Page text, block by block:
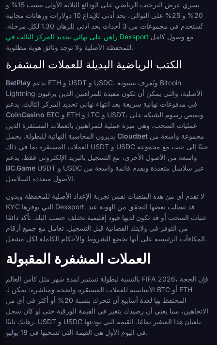
يسري عرض الترحيب الرياضي على الودائع الثلاثة الأولى بنسب 15% و
20% و 25% على التوالي، بحد أدنى للإيداع 10 دولارات ورهانات مجانية
تُستخدم في مجموعات من 3 أحداث بحد أدنى للرهان 1.30 لكل مرحلة.
راهن على نهائي تحديد المركز الثالث في Dexsport
للمحفظة الأصلية ولا توجد وثائق هوية مطلوبة.
الكتب الرياضية البديلة للعملات المشفرة
BetPlay
Lightning الأصلية، والتي يمكن أن تكون مفيدة للمراهنين الذين يرغبون
في مدفوعات نهائية سريعة بعد انتهاء نهائي تحديد المركز الثالث. يدعم
CoinCasino BTC و ETH و LTC و USDT، ويمتص رسوم الشبكة على
عمليات السحب، وهي ميزة عملية للمراهنين بالعملات المستقرة الذين
Cloudbet
العملات المستقرة بما في ذلك USDT و USDC جنبًا إلى جنب مع مجموعة
واسعة من الأصول الأخرى، مع التسجيل بالبريد الإلكتروني فقط. يدعم
BC.Game USDT و USDC عبر سلاسل متعددة ويقدم قائمة واسعة من
الأصول متعددة السلاسل.
لا تقدم أي من هذه المنصات نفس تجربة الإعداد الأصلية للمحفظة وبدون
KYC التي يوفرها Dexsport. قد تتطلب بعضها التحقق من الهوية عند
عتبات السحب أو قد تكون لديها قيود إقليمية تختلف حسب البلد. تأكد دائمًا
من التوفر في ولايتك القضائية قبل التسجيل. تعامل مع جميع أرقام
المكافآت الرئيسية على أنها تخضع للشروط والأحكام الكاملة لكل مشغل.
العملات المشفرة المقبولة
بالنسبة لبطولة تستمر لمدة شهر مثل كأس العالم FIFA 2026، فإن الحجة
الأساسية للعملات المستقرة واضحة ومباشرة: يمكن لـ BTC أو ETH
المحتفظ بها لعدة أسابيع أن تتحرك بنسبة 20% أو أكثر في أي من
الاتجاهين، مما يعني أن رصيدك يتغير في القيمة الورقية حتى لو كان سجل
رهانك ثابتًا. USDT و USDC يلغيان هذا المتغير تمامًا. القيمة التي تودعها
في اليوم الأول هي القيمة التي تسحبها في 18 يوليو.